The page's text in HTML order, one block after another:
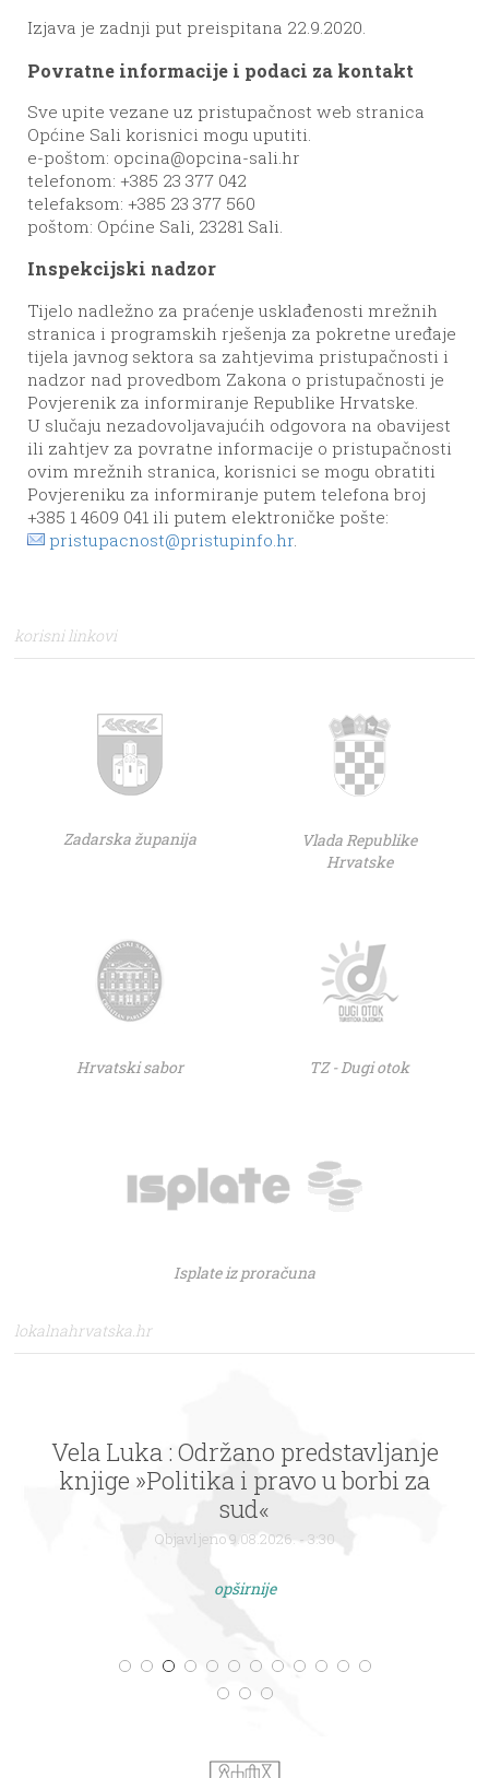
Izjava je zadnji put preispitana 22.9.2020.
Povratne informacije i podaci za kontakt
Sve upite vezane uz pristupačnost web stranica
Općine Sali korisnici mogu uputiti.
e-poštom: opcina@opcina-sali.hr
telefonom: +385 23 377 042
telefaksom: +385 23 377 560
poštom: Općine Sali, 23281 Sali.
Inspekcijski nadzor
Tijelo nadležno za praćenje usklađenosti mrežnih
stranica i programskih rješenja za pokretne uređaje
tijela javnog sektora sa zahtjevima pristupačnosti i
nadzor nad provedbom Zakona o pristupačnosti je
Povjerenik za informiranje Republike Hrvatske.
U slučaju nezadovoljavajućih odgovora na obavijest
ili zahtjev za povratne informacije o pristupačnosti
ovim mrežnih stranica, korisnici se mogu obratiti
Povjereniku za informiranje putem telefona broj
+385 1 4609 041 ili putem elektroničke pošte:
pristupacnost@pristupinfo.hr.
korisni linkovi
Zadarska županija
Vlada Republike
Hrvatske
Hrvatski sabor TZ - Dugi otok
Isplate iz proračuna
lokalnahrvatska.hr
Vela Luka : Održano predstavljanje
knjige »Politika i pravo u borbi za
sud«
Objavljeno 9.08.2026. - 3:30
opširnije